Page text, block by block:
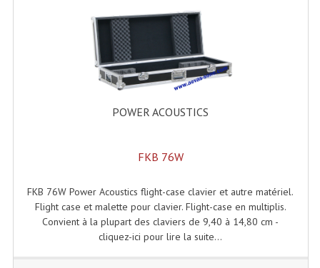
Egaliseur Egaliseurs
Enceintes Et Caissons Basses
Packs Sono
Enceintes Passives Sono
Retours De Scène
Caisson De Basse Amplifié
POWER ACOUSTICS
FKB 76W
FKB 76W Power Acoustics flight-case clavier et autre matériel.
Flight case et malette pour clavier. Flight-case en multiplis.
Convient à la plupart des claviers de 9,40 à 14,80 cm -
cliquez-ici pour lire la suite...